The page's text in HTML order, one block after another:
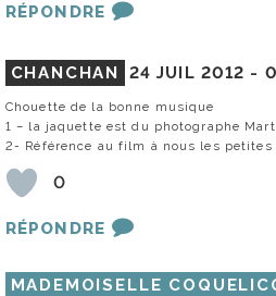
RÉPONDRE
CHANCHAN 24 JUIL 2012 -
Chouette de la bonne musique
1 – la jaquette est du photographe
2- Référence au film à nous les
0
RÉPONDRE
MADEMOISELLE